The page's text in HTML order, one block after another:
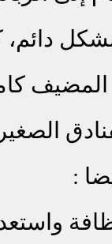
دائم،
المضيف
: